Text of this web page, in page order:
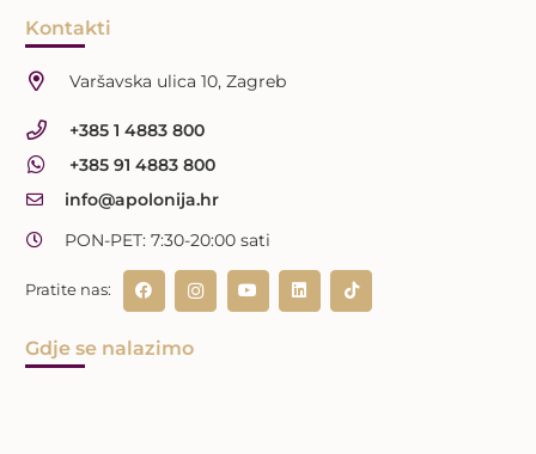
Kontakti
Varšavska ulica 10, Zagreb
+385 1 4883 800
+385 91 4883 800
info@apolonija.hr
PON-PET: 7:30-20:00 sati
Pratite nas:
Gdje se nalazimo